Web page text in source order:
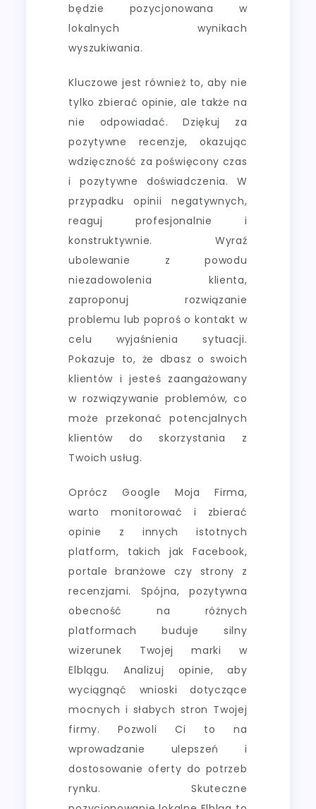
będzie pozycjonowana w
lokalnych wynikach
wyszukiwania.
Kluczowe jest również to, aby nie
tylko zbierać opinie, ale także na
nie odpowiadać. Dziękuj za
pozytywne recenzje, okazując
wdzięczność za poświęcony czas
i pozytywne doświadczenia. W
przypadku opinii negatywnych,
reaguj profesjonalnie i
konstruktywnie. Wyraź
ubolewanie z powodu
niezadowolenia klienta,
zaproponuj rozwiązanie
problemu lub poproś o kontakt w
celu wyjaśnienia sytuacji.
Pokazuje to, że dbasz o swoich
klientów i jesteś zaangażowany
w rozwiązywanie problemów, co
może przekonać potencjalnych
klientów do skorzystania z
Twoich usług.
Oprócz Google Moja Firma,
warto monitorować i zbierać
opinie z innych istotnych
platform, takich jak Facebook,
portale branżowe czy strony z
recenzjami. Spójna, pozytywna
obecność na różnych
platformach buduje silny
wizerunek Twojej marki w
Elblągu. Analizuj opinie, aby
wyciągnąć wnioski dotyczące
mocnych i słabych stron Twojej
firmy. Pozwoli Ci to na
wprowadzanie ulepszeń i
dostosowanie oferty do potrzeb
rynku. Skuteczne